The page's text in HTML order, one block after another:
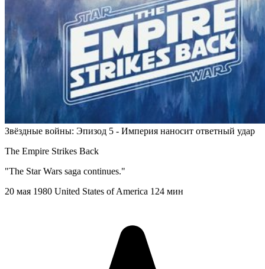
Звёздные войны: Эпизод 5 - Империя наносит ответный удар
The Empire Strikes Back
"The Star Wars saga continues."
20 мая 1980 United States of America 124 мин